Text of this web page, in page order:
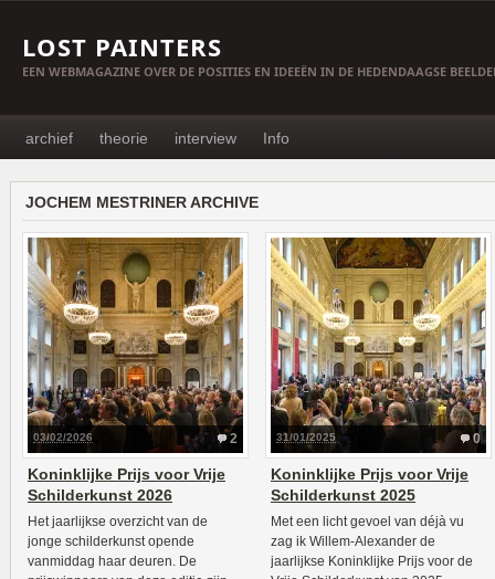
LOST PAINTERS
EEN WEBMAGAZINE OVER DE POSITIES EN IDEEËN IN DE HEDENDAAGSE
archief theorie interview Info
JOCHEM MESTRINER ARCHIVE
2
03/02/2026
Koninklijke Prijs voor Vrije
Schilderkunst 2026
Het jaarlijkse overzicht van de
jonge schilderkunst opende
vanmiddag haar deuren. De
0
31/01/2025
Koninklijke Prijs voor Vrije
Schilderkunst 2025
Met een licht gevoel van déjà vu
zag ik Willem-Alexander de
jaarlijkse Koninklijke Prijs voor de